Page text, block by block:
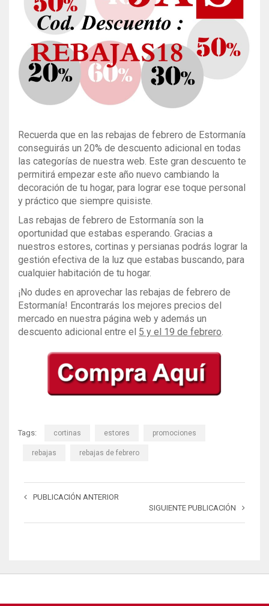
Estormanía conseguirás un 20% de descuento
adicional en todas las categorías de nuestra web.
Este gran descuento te permitirá empezar este año
nuevo cambiando la decoración de tu hogar, para
lograr ese toque personal y práctico que siempre
quisiste.
Las rebajas de febrero de Estormanía son la
oportunidad que estabas esperando. Gracias a
nuestros estores, cortinas y persianas podrás lograr
la gestión efectiva de la luz que estabas buscando,
para cualquier habitación de tu hogar.
¡No dudes en aprovechar las rebajas de febrero de
Estormanía! Encontrarás los mejores precios del
mercado en nuestra página web y además un
descuento adicional entre el 5 y el 19 de febrero.
Tags: cortinas estores promociones
rebajas rebajas de febrero
PUBLICACIÓN ANTERIOR
SIGUIENTE PUBLICACIÓN